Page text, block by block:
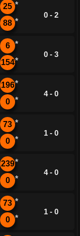
25 *
88 *
0 - 2
6 *
154*
0 - 3
196*
0 *
4 - 0
73 *
0 *
1 - 0
239*
0 *
4 - 0
73 *
0 *
1 - 0